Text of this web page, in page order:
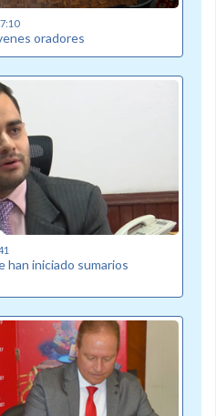
oradores
han iniciado sumarios